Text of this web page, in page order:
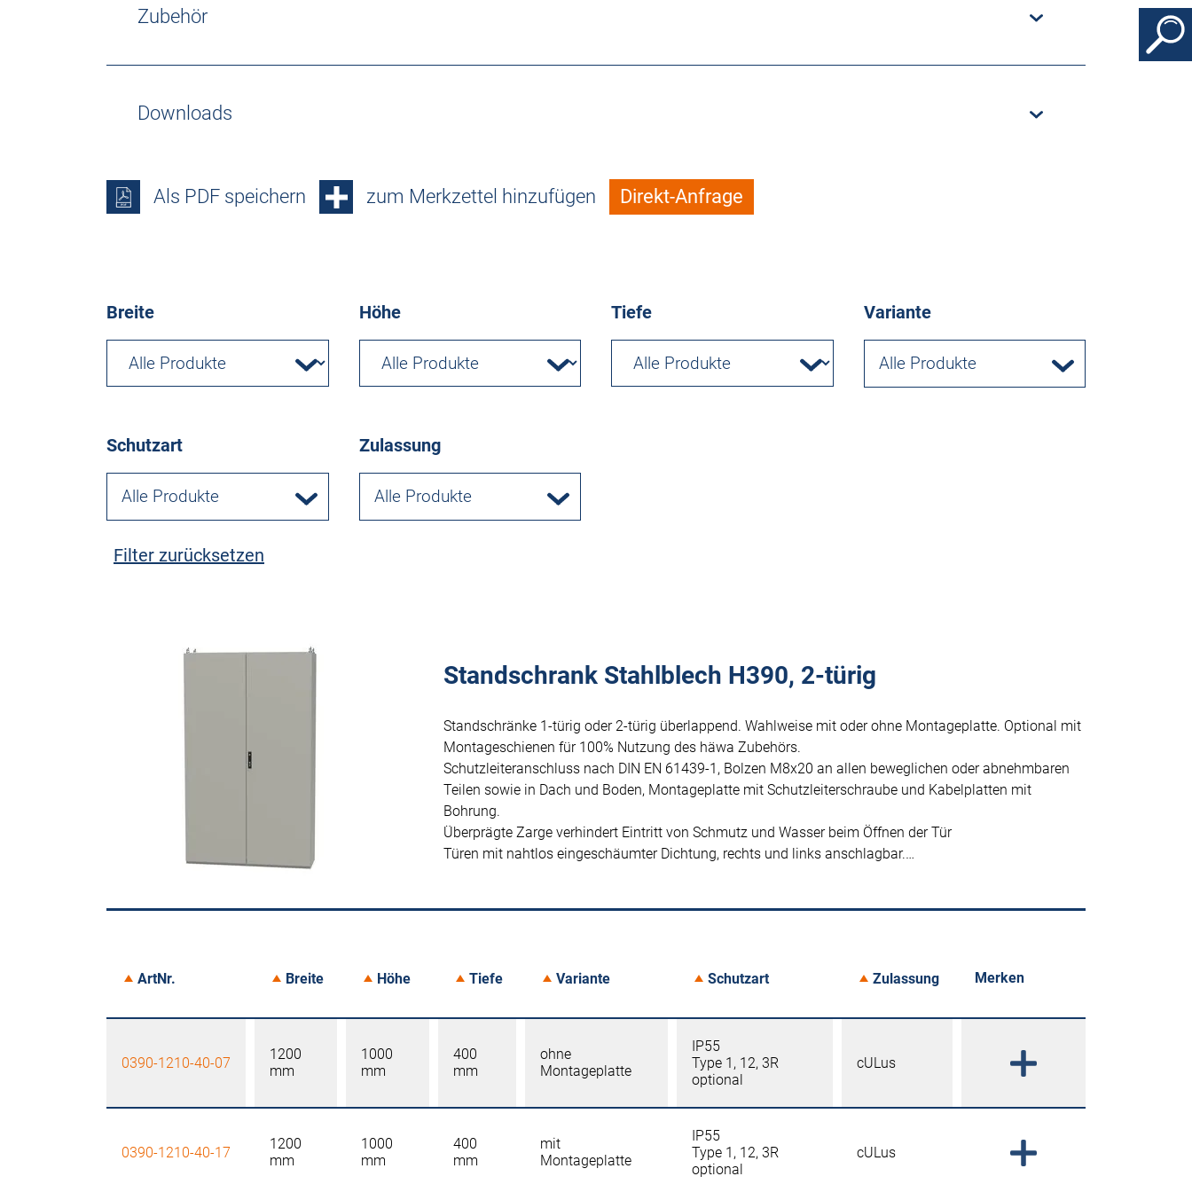
Zubehör
Downloads
Als PDF speichern zum Merkzettel hinzufügen Direkt-Anfrage
Breite Höhe Tiefe Variante
Alle Produkte
Schutzart
Alle Produkte
Zulassung
Alle Produkte
Filter zurücksetzen
Standschrank Stahlblech H390, 2-türig
Standschränke 1-türig oder 2-türig überlappend. Wahlweise mit oder ohne Montageplatte. Optional mit
Montageschienen für 100% Nutzung des häwa Zubehörs.
Schutzleiteranschluss nach DIN EN 61439-1, Bolzen M8x20 an allen beweglichen oder abnehmbaren
Teilen sowie in Dach und Boden, Montageplatte mit Schutzleiterschraube und Kabelplatten mit
Bohrung.
Überprägte Zarge verhindert Eintritt von Schmutz und Wasser beim Öffnen der Tür
Türen mit nahtlos eingeschäumter Dichtung, rechts und links anschlagbar.…
ArtNr. Breite Höhe Tiefe Variante Schutzart Zulassung Merken
0390-1210-40-07
1200
mm
1000
mm
400
mm
ohne
Montageplatte
IP55
Type 1, 12, 3R
optional
cULus
0390-1210-40-17
1200
mm
1000
mm
400
mm
mit
Montageplatte
IP55
Type 1, 12, 3R
optional
cULus